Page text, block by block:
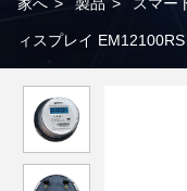
ィスプレイ